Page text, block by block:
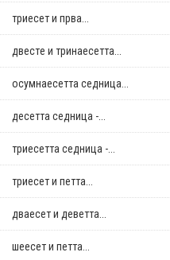
триесет и прва...
двестe и тринаесетта...
осумнaесетта седница...
десетта седница -...
триесетта седница -...
триесет и петта...
дваесет и деветта...
шеесет и петта...